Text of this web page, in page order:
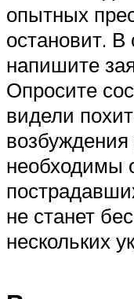
опытных
остановит.
напишите
Опросите
видели
возбуждения
необходимы
не станет
нескольких